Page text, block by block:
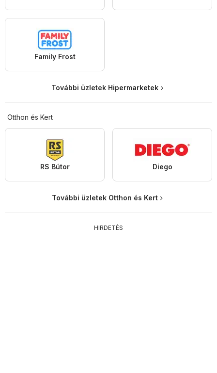
Family Frost
További üzletek Hipermarketek
Otthon és Kert
RS Bútor Diego
További üzletek Otthon és Kert
HIRDETÉS